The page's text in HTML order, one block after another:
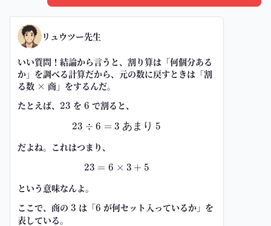
リュウツー先生
いい質問！結論から言うと、 割り算は「何個分ある
か」を調べる計算だから、元の数に戻すときは「割
る数 × 商」をするんだ。
たとえば、 23
23 を 6
6 で割ると、
23 \div 6 = 3\ \text{あまり}\ 5
23 ÷ 6 = 3 あまり 5
だよね。これはつまり、
23 = 6\times 3 + 5
23 = 6 × 3 + 5
という意味なんよ。
ここで、商の 3
3 は「6
6 が何セット入っているか」を
表している。